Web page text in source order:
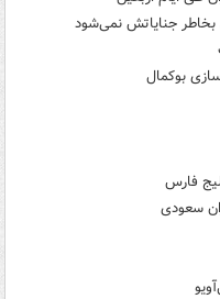
جنایاتش نمی‌شود
بوکمال
فارس